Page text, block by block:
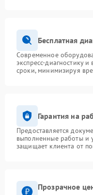
Бесплатная
Современное
экспресс-диагностику
сроки, минимизируя
Гарантия на
Предоставляется
выполненные работы и
защищает клиента от
Прозрачное